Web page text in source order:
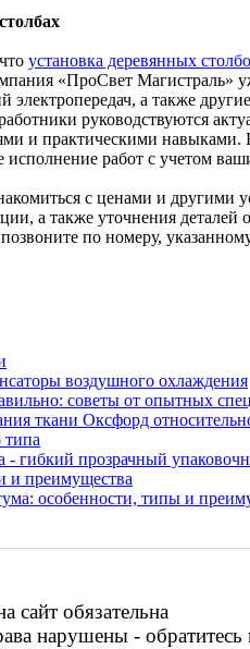
установка деревянных
«ПроСвет Магистраль»
электропередач, а также
руководствуются
и практическими навыками.
исполнение работ с учетом
с ценами и
а также уточнения деталей
по номеру,
воздушного охлаждения
советы от опытных
ткани Оксфорд
типа
- гибкий прозрачный
и преимущества
особенности, типы и
сайт обязательна
нарушены -